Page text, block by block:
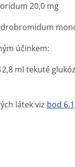
20,0 mg
účinkem:
ml tekuté
látek viz bod 6.1